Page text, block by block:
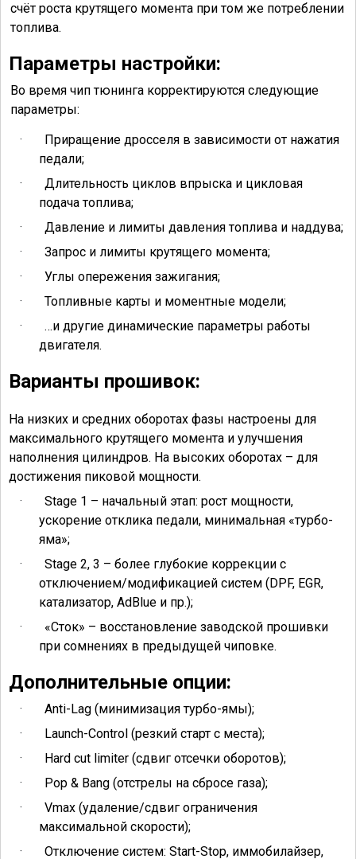
счёт роста крутящего момента при том же потреблении
топлива.
Параметры настройки:
Во время чип тюнинга корректируются следующие
параметры:
· Приращение дросселя в зависимости от нажатия
педали;
· Длительность циклов впрыска и цикловая
подача топлива;
· Давление и лимиты давления топлива и наддува;
· Запрос и лимиты крутящего момента;
· Углы опережения зажигания;
· Топливные карты и моментные модели;
· …и другие динамические параметры работы
двигателя.
Варианты прошивок:
На низких и средних оборотах фазы настроены для
максимального крутящего момента и улучшения
наполнения цилиндров. На высоких оборотах – для
достижения пиковой мощности.
· Stage 1 – начальный этап: рост мощности,
ускорение отклика педали, минимальная «турбо-
яма»;
· Stage 2, 3 – более глубокие коррекции с
отключением/модификацией систем (DPF, EGR,
катализатор, AdBlue и пр.);
· «Сток» – восстановление заводской прошивки
при сомнениях в предыдущей чиповке.
Дополнительные опции:
· Anti-Lag (минимизация турбо-ямы);
· Launch-Control (резкий старт с места);
· Hard cut limiter (сдвиг отсечки оборотов);
· Pop & Bang (отстрелы на сбросе газа);
· Vmax (удаление/сдвиг ограничения
максимальной скорости);
· Отключение систем: Start-Stop, иммобилайзер,